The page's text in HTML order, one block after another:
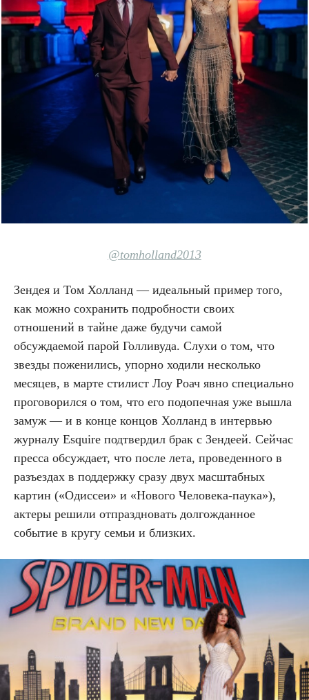
@tomholland2013
Зендея и Том Холланд — идеальный пример того,
как можно сохранить подробности своих
отношений в тайне даже будучи самой
обсуждаемой парой Голливуда. Слухи о том, что
звезды поженились, упорно ходили несколько
месяцев, в марте стилист Лоу Роач явно специально
проговорился о том, что его подопечная уже вышла
замуж — и в конце концов Холланд в интервью
журналу Esquire подтвердил брак с Зендеей. Сейчас
пресса обсуждает, что после лета, проведенного в
разъездах в поддержку сразу двух масштабных
картин («Одиссеи» и «Нового Человека-паука»),
актеры решили отпраздновать долгожданное
событие в кругу семьи и близких.